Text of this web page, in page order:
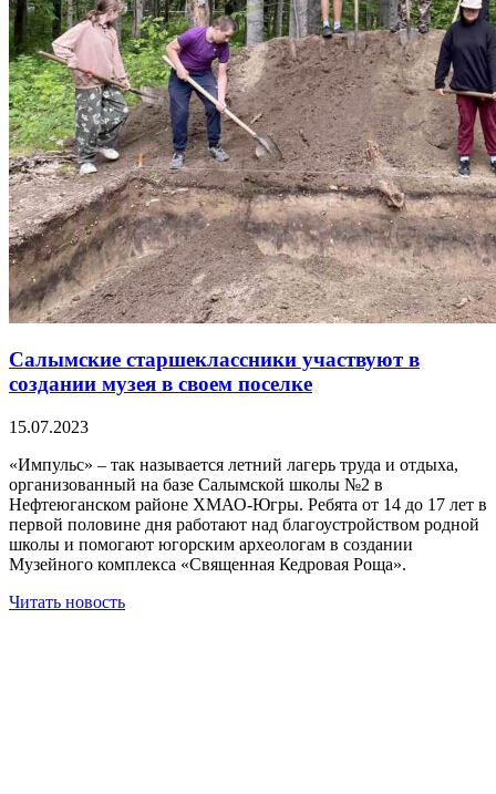
Салымские старшеклассники участвуют в
создании музея в своем поселке
15.07.2023
«Импульс» – так называется летний лагерь труда и отдыха,
организованный на базе Салымской школы №2 в
Нефтеюганском районе ХМАО-Югры. Ребята от 14 до 17 лет в
первой половине дня работают над благоустройством родной
школы и помогают югорским археологам в создании
Музейного комплекса «Священная Кедровая Роща».
Читать новость